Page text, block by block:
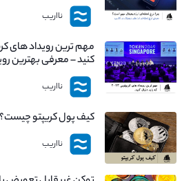
نااریب
کنید – معرفی بهترین
نااریب
کیف پول کریپتو چیست؟
نااریب